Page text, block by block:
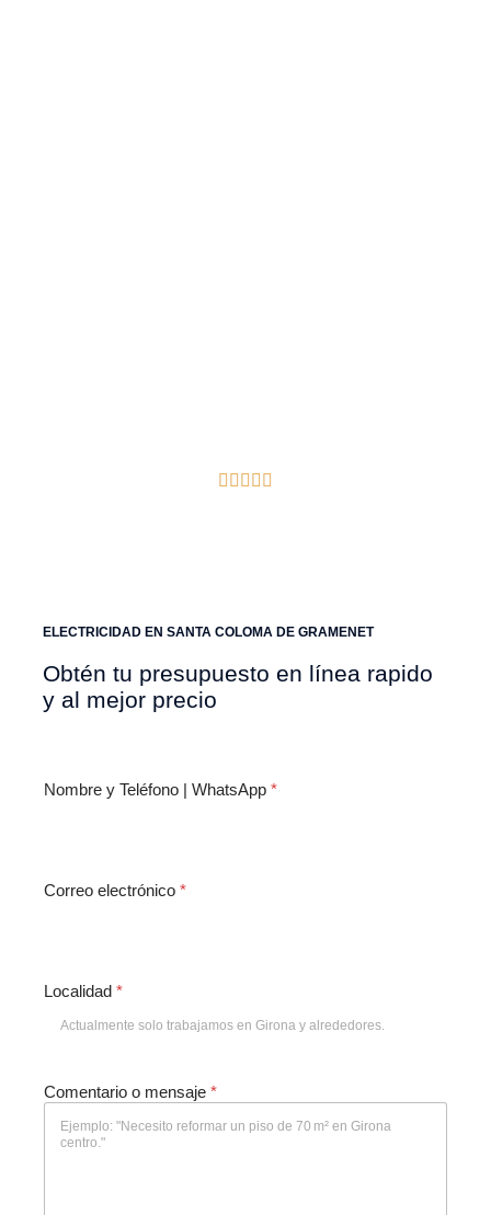
ELECTRICIDAD EN SANTA COLOMA DE GRAMENET
Obtén tu presupuesto en línea rapido
y al mejor precio
Nombre y Teléfono | WhatsApp *
Correo electrónico *
Localidad *
Comentario o mensaje *